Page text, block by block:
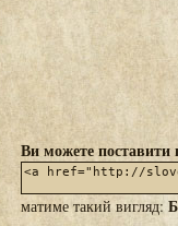
Ви можете поставити
матиме такий вигляд: